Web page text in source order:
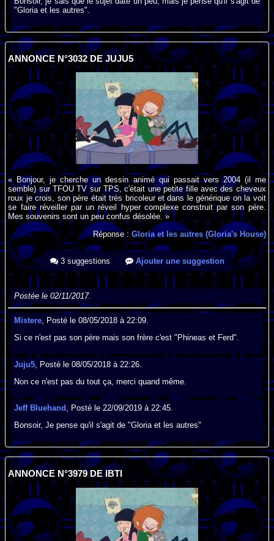
"Gloria et les autres".
ANNONCE N°3032 DE JUJU5
« Bonjour, je cherche un dessin animé qui passait vers 2004 (il me
semble) sur TFOU TV sur TPS, c'était une petite fille avec des cheveux
roux je crois, son père était très bricoleur et dans le générique on la voit
se faire réveiller par un réveil hyper complexe construit par son père.
Mes souvenirs sont un peu confus désolée. »
Réponse : Gloria et les autres (Gloria's House)
3 suggestions Ajouter une suggestion
Postée le 02/11/2017.
Mistere , Posté le 08/05/2018 à 22:09.
Si ce n'est pas son père mais son frère c'est "Phineas et Ferd".
Juju5 , Posté le 08/05/2018 à 22:26.
Non ce n'est pas du tout ça, merci quand même.
Jeff Bluehand , Posté le 22/09/2019 à 22:45.
Bonsoir, Je pense qu'il s'agit de "Gloria et les autres"
ANNONCE N°3979 DE IBTI